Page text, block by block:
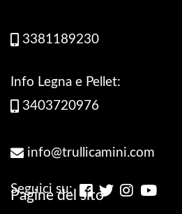
3381189230
Info Legna e Pellet:
3403720976
info@trullicamini.com
Seguici su:
Pagine del sito